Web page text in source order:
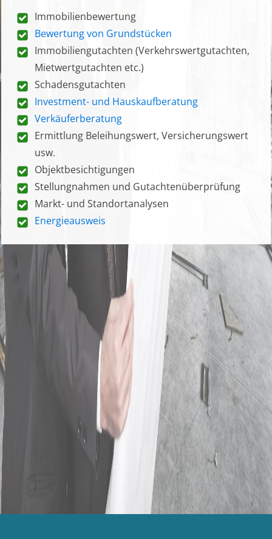
Immobilienbewertung
Bewertung von Grundstücken
Immobiliengutachten (Verkehrswertgutachten,
Mietwertgutachten etc.)
Schadensgutachten
Investment- und Hauskaufberatung
Verkäuferberatung
Ermittlung Beleihungswert, Versicherungswert
usw.
Objektbesichtigungen
Stellungnahmen und Gutachtenüberprüfung
Markt- und Standortanalysen
Energieausweis